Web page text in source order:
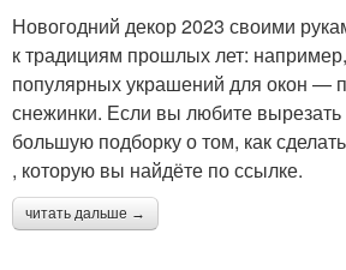
Новогодний декор 2023 своими
к традициям прошлых лет:
популярных украшений для окон —
снежинки. Если вы любите
большую подборку о том, как
, которую вы найдёте по ссылке.
читать дальше →